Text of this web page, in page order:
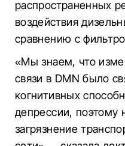
распространенных
воздействия
сравнению с
«Мы знаем, что
связи в DMN было
когнитивных
депрессии, поэтому
загрязнение